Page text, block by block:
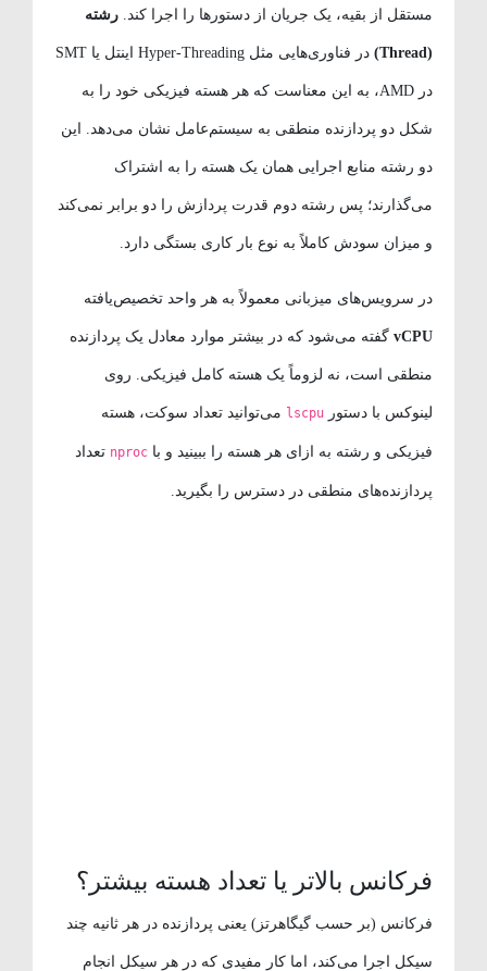
مستقل از بقیه، یک جریان از دستورها را اجرا کند. رشته
(Thread) در فناوری‌هایی مثل Hyper-Threading اینتل یا SMT
در AMD، به این معناست که هر هسته فیزیکی خود را به
شکل دو پردازنده منطقی به سیستم‌عامل نشان می‌دهد. این
دو رشته منابع اجرایی همان یک هسته را به اشتراک
می‌گذارند؛ پس رشته دوم قدرت پردازش را دو برابر نمی‌کند
و میزان سودش کاملاً به نوع بار کاری بستگی دارد.
در سرویس‌های میزبانی معمولاً به هر واحد تخصیص‌یافته
vCPU گفته می‌شود که در بیشتر موارد معادل یک پردازنده
منطقی است، نه لزوماً یک هسته کامل فیزیکی. روی
لینوکس با دستور lscpu می‌توانید تعداد سوکت، هسته
فیزیکی و رشته به ازای هر هسته را ببینید و با nproc تعداد
پردازنده‌های منطقی در دسترس را بگیرید.
فرکانس بالاتر یا تعداد هسته بیشتر؟
فرکانس (بر حسب گیگاهرتز) یعنی پردازنده در هر ثانیه چند
سیکل اجرا می‌کند، اما کار مفیدی که در هر سیکل انجام